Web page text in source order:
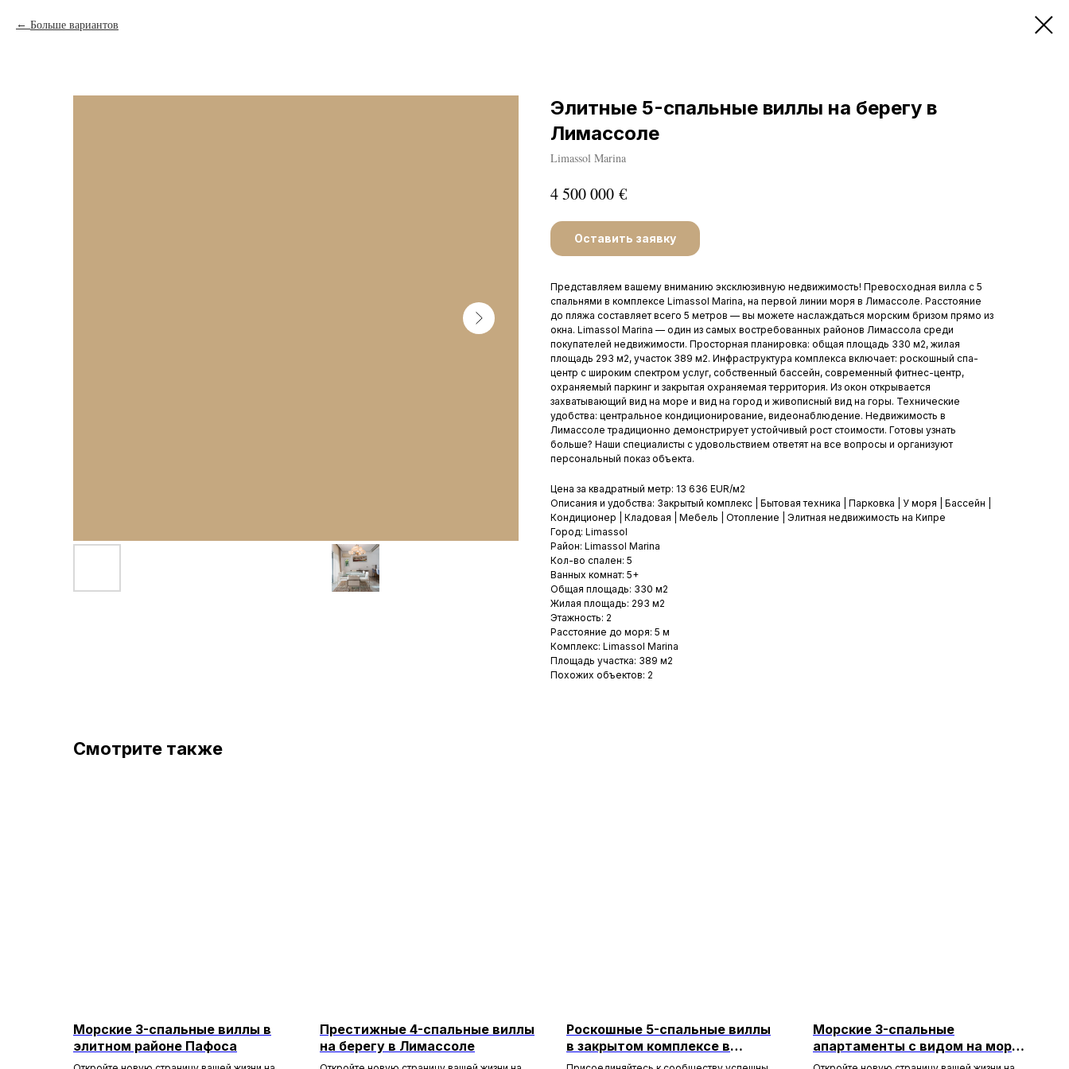
Больше вариантов
Элитные 5-спальные виллы на берегу в
Лимассоле
Limassol Marina
4 500 000 €
Оставить заявку
Представляем вашему вниманию эксклюзивную недвижимость! Превосходная вилла с 5
спальнями в комплексе Limassol Marina, на первой линии моря в Лимассоле. Расстояние
до пляжа составляет всего 5 метров — вы можете наслаждаться морским бризом прямо из
окна. Limassol Marina — один из самых востребованных районов Лимассола среди
покупателей недвижимости. Просторная планировка: общая площадь 330 м2, жилая
площадь 293 м2, участок 389 м2. Инфраструктура комплекса включает: роскошный спа-
центр с широким спектром услуг, собственный бассейн, современный фитнес-центр,
охраняемый паркинг и закрытая охраняемая территория. Из окон открывается
захватывающий вид на море и вид на город и живописный вид на горы. Технические
удобства: центральное кондиционирование, видеонаблюдение. Недвижимость в
Лимассоле традиционно демонстрирует устойчивый рост стоимости. Готовы узнать
больше? Наши специалисты с удовольствием ответят на все вопросы и организуют
персональный показ объекта.
Цена за квадратный метр: 13 636 EUR/м2
Описания и удобства: Закрытый комплекс | Бытовая техника | Парковка | У моря | Бассейн |
Кондиционер | Кладовая | Мебель | Отопление | Элитная недвижимость на Кипре
Город: Limassol
Район: Limassol Marina
Кол-во спален: 5
Ванных комнат: 5+
Общая площадь: 330 м2
Жилая площадь: 293 м2
Этажность: 2
Расстояние до моря: 5 м
Комплекс: Limassol Marina
Площадь участка: 389 м2
Похожих объектов: 2
Смотрите также
Морские 3-спальные виллы в
элитном районе Пафоса
Престижные 4-спальные виллы
на берегу в Лимассоле
Роскошные 5-спальные виллы
в закрытом комплексе в
Лимассоле
Морские 3-спальные
апартаменты с видом на море
в Лимассоле